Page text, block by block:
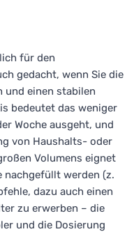
für den
gedacht, wenn Sie die
und einen stabilen
bedeutet das weniger
Woche ausgeht, und
von Haushalts- oder
Volumens eignet
nachgefüllt werden (z.
dazu auch einen
zu erwerben – die
und die Dosierung